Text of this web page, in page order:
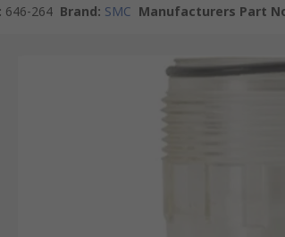
: 646-264 Brand: SMC Manufacturers Part